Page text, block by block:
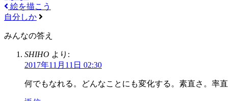
絵を描こう
自分しか
みんなの答え
SHIHO より:
2017年11月11日 02:30
何でもなれる。どんなことにも変化する。素直さ。率